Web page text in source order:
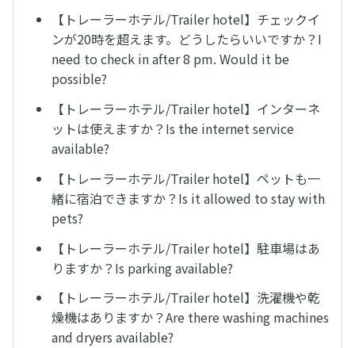
【トレーラーホテル/Trailer hotel】チェックイ
ンが20時を超えます。どうしたらいいですか？I
need to check in after 8 pm. Would it be
possible?
【トレーラーホテル/Trailer hotel】インターネ
ットは使えますか？Is the internet service
available?
【トレーラーホテル/Trailer hotel】ペットも一
緒に宿泊できますか？Is it allowed to stay with
pets?
【トレーラーホテル/Trailer hotel】駐車場はあ
りますか？Is parking available?
【トレーラーホテル/Trailer hotel】洗濯機や乾
燥機はありますか？Are there washing machines
and dryers available?